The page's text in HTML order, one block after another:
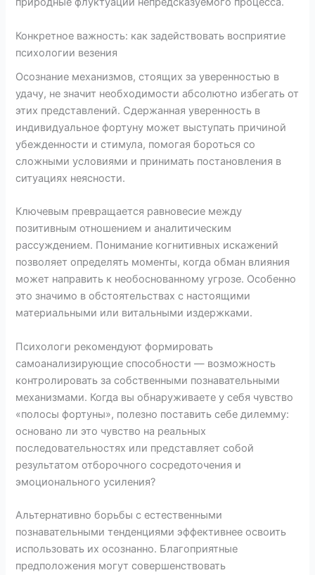
Конкретное важность: как задействовать восприятие
психологии везения
Осознание механизмов, стоящих за уверенностью в
удачу, не значит необходимости абсолютно избегать от
этих представлений. Сдержанная уверенность в
индивидуальное фортуну может выступать причиной
убежденности и стимула, помогая бороться со
сложными условиями и принимать постановления в
ситуациях неясности.
Ключевым превращается равновесие между
позитивным отношением и аналитическим
рассуждением. Понимание когнитивных искажений
позволяет определять моменты, когда обман влияния
может направить к необоснованному угрозе. Особенно
это значимо в обстоятельствах с настоящими
материальными или витальными издержками.
Психологи рекомендуют формировать
самоанализирующие способности — возможность
контролировать за собственными познавательными
механизмами. Когда вы обнаруживаете у себя чувство
«полосы фортуны», полезно поставить себе дилемму:
основано ли это чувство на реальных
последовательностях или представляет собой
результатом отборочного сосредоточения и
эмоционального усиления?
Альтернативно борьбы с естественными
познавательными тенденциями эффективнее освоить
использовать их осознанно. Благоприятные
предположения могут совершенствовать